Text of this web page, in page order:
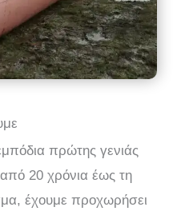
πρώτης γενιάς
20 χρόνια έως τη
έχουμε προχωρήσει